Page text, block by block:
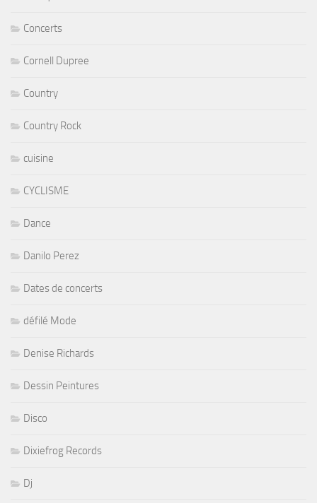
Concerts
Cornell Dupree
Country
Country Rock
cuisine
CYCLISME
Dance
Danilo Perez
Dates de concerts
défilé Mode
Denise Richards
Dessin Peintures
Disco
Dixiefrog Records
Dj